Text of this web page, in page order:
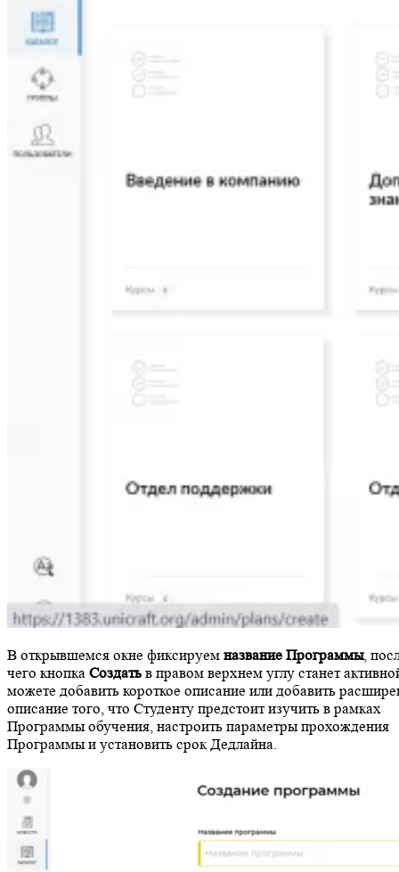
В открывшемся окне фиксируем название Программы,
чего кнопка Создать в правом верхнем углу станет
можете добавить короткое описание или добавить
описание того, что Студенту предстоит изучить в рамках
Программы обучения, настроить параметры прохождения
Программы и установить срок Дедлайна.